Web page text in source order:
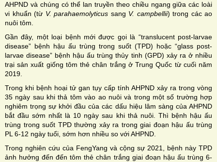
AHPND và chúng có thể lan truyền theo chiều ngang giữa các loài
vi khuẩn (từ V. parahaemolyticus sang V. campbellii) trong các ao
nuôi tôm.
Gần đây, một loại bệnh mới được gọi là “translucent post-larvae
disease” bệnh hậu ấu trùng trong suốt (TPD) hoặc “glass post-
larvae disease” bệnh hậu ấu trùng thủy tinh (GPD) xảy ra ở nhiều
trại sản xuất giống tôm thẻ chân trắng ở Trung Quốc từ cuối năm
2019.
Trong khi bệnh hoại tử gan tụy cấp tính AHPND xảy ra trong vòng
35 ngày sau khi thả tôm vào ao nuôi và trong một số trường hợp
nghiêm trọng sự khởi đầu của các dấu hiệu lâm sàng của AHPND
bắt đầu sớm nhất là 10 ngày sau khi thả nuôi. Thì bệnh hậu ấu
trùng trong suốt TPD thường xảy ra trong giai đoạn hậu ấu trùng
PL 6-12 ngày tuổi, sớm hơn nhiều so với AHPND.
Trong nghiên cứu của FengYang và cộng sự 2021, bệnh này TPD
ảnh hưởng đến đến tôm thẻ chân trắng giai đoạn hậu ấu trùng 6-